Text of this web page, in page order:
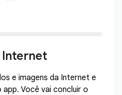
e imagens da Internet e
Você vai concluir o